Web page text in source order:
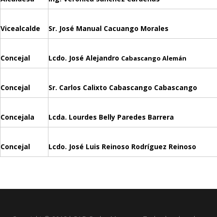
Vicealcalde Sr. José Manual Cacuango Morales
Concejal Lcdo. José Alejandro Cabascango Alemán
Concejal Sr. Carlos Calixto Cabascango Cabascango
Concejala Lcda. Lourdes Belly Paredes Barrera
Concejal Lcdo. José Luis Reinoso Rodríguez Reinoso